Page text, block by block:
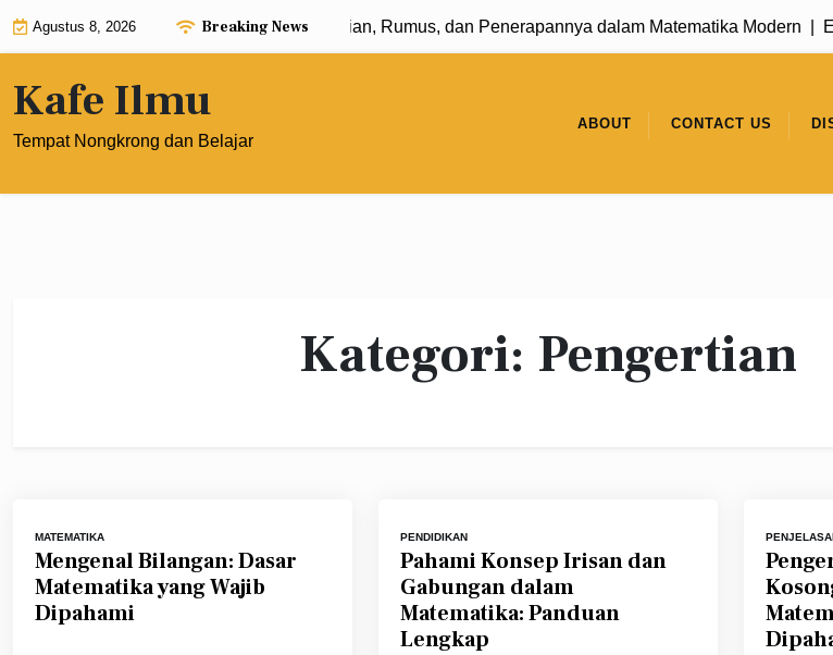
Agustus 8, 2026 Breaking News
Eksponen dengan Pangkat 0: Pengertian, Rumus, dan Penerapannya dalam Matematika Modern |
Kafe Ilmu
Tempat Nongkrong dan Belajar
ABOUT CONTACT US
Kategori: Pengertian
MATEMATIKA
Mengenal Bilangan: Dasar
Matematika yang Wajib
Dipahami
PENDIDIKAN
Pahami Konsep Irisan dan
Gabungan dalam
Matematika: Panduan
Lengkap